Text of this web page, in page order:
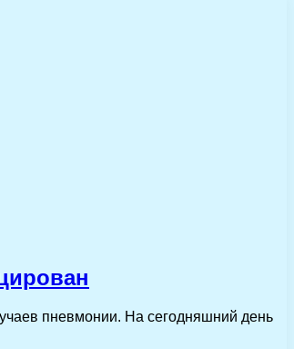
пневмонии. На сегодняшний день